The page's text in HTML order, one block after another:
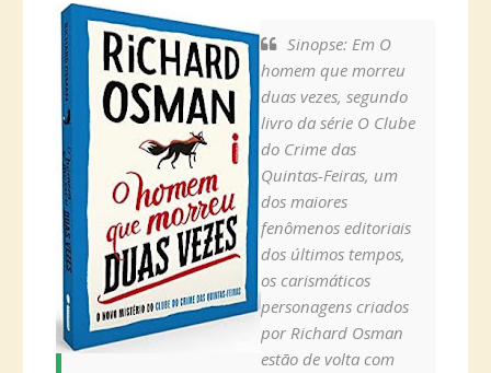
Sinopse: Em O
homem que morreu
duas vezes, segundo
livro da série O Clube
do Crime das
Quintas-Feiras, um
dos maiores
fenômenos editoriais
dos últimos tempos,
os carismáticos
personagens criados
por Richard Osman
estão de volta com